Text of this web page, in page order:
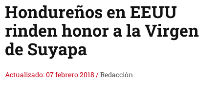
Hondureños en EEUU
rinden honor a la Virgen
de Suyapa
Actualizado: 07 febrero 2018 /Redacción